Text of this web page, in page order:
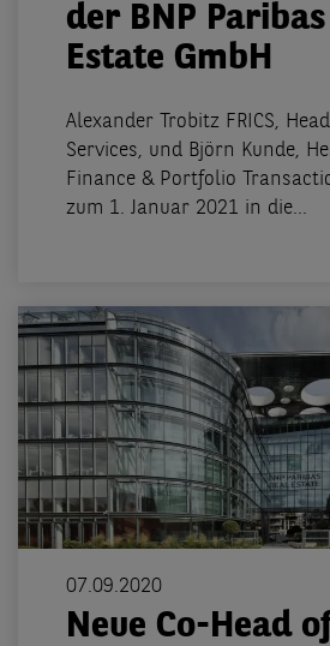
der BNP
Estate GmbH
Alexander Trobitz FRICS,
Services, und Björn Kunde,
Finance & Portfolio
zum 1. Januar 2021 in die...
07.09.2020
Neue Co-Head